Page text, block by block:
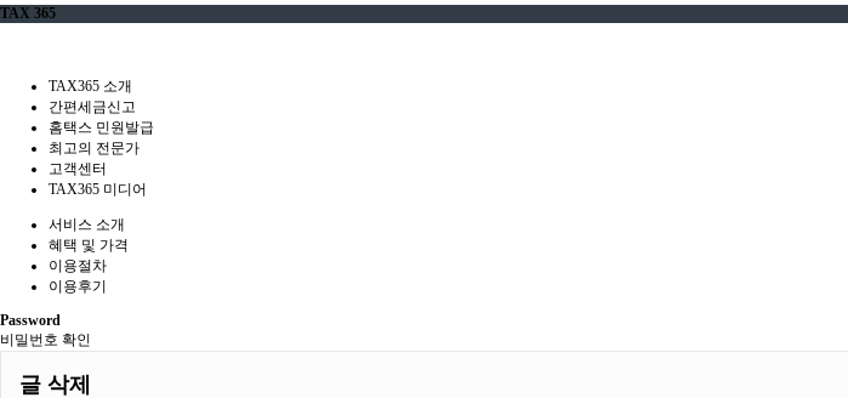
TAX 365
TAX365 소개
간편세금신고
홈택스 민원발급
최고의 전문가
고객센터
TAX365 미디어
서비스 소개
혜택 및 가격
이용절차
이용후기
Password
비밀번호 확인
글 삭제